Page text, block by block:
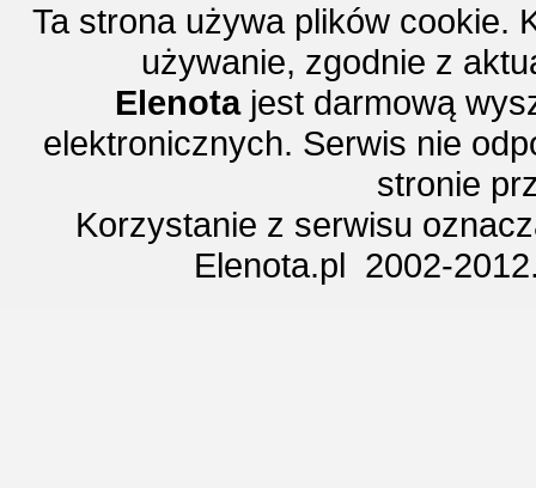
Ta strona używa plików cookie.
używanie, zgodnie z
Elenotajest darmową
elektronicznych. Serwis nie
stronie
Korzystanie z serwisu
Elenota.pl 2002-